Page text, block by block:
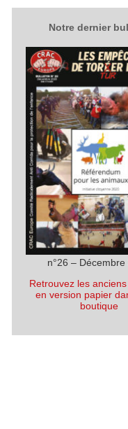
Notre dernier
n°26 – Décembre
Retrouvez les
en version papier
boutique